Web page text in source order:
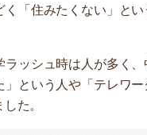
く「住みたくない」と
ラッシュ時は人が多く
」という人や「テレワー
た。